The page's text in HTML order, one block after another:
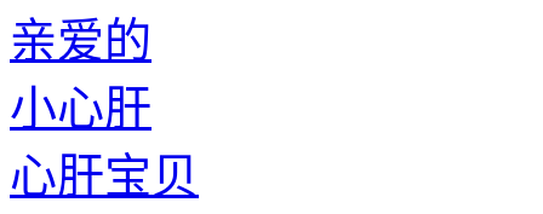
亲爱的
小心肝
心肝宝贝